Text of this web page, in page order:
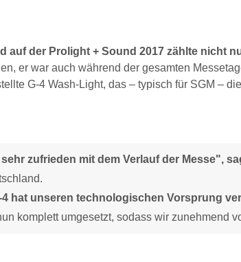
auf der Prolight + Sound 2017 zählte nicht
er war auch während der gesamten
G-4 Wash-Light, das – typisch für SGM –
zufrieden mit dem Verlauf der Messe",
4 hat unseren technologischen Vorsprung
komplett umgesetzt, sodass wir zunehmend